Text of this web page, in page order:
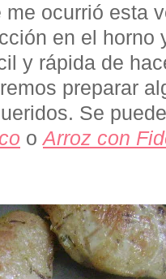
ocurrió esta
en el horno
y rápida de
preparar
Se
oArroz con